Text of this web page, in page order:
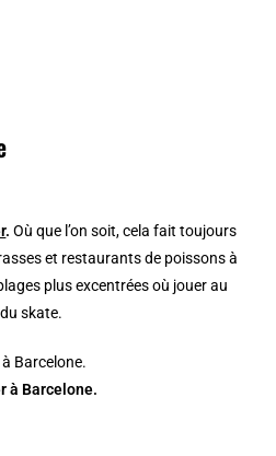
. Où que l’on soit, cela fait toujours
et restaurants de poissons à
plus excentrées où jouer au
skate.
à Barcelone.